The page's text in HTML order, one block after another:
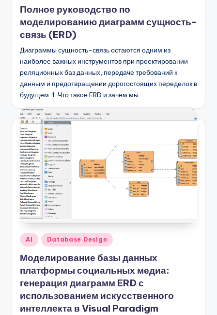
g
it
a
n
si
g
h
t
s
Полное руководство по
моделированию диаграмм сущность-
связь (ERD)
Диаграммы сущность-связь остаются одним из
наиболее важных инструментов при проектировании
реляционных баз данных, передаче требований к
данным и предотвращении дорогостоящих переделок в
будущем. 1. Что такое ERD и зачем мы…
Опубликовано
AI Database Design
Моделирование базы данных
платформы социальных медиа:
генерация диаграмм ERD с
использованием искусственного
интеллекта в Visual Paradigm